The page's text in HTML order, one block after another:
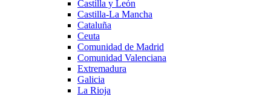
Castilla y León
Castilla-La Mancha
Cataluña
Ceuta
Comunidad de Madrid
Comunidad Valenciana
Extremadura
Galicia
La Rioja